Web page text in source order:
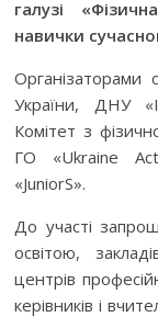
галузі
навички
Організаторами
України, ДНУ
Комітет з
ГО «Ukraine
«JuniorS».
До участі
освітою,
центрів
керівників і